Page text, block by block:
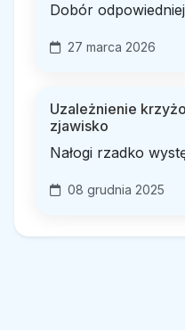
Dobór
27 marca 2026
Uzależnienie
zjawisko
Nałogi rzadko
08 grudnia 2025